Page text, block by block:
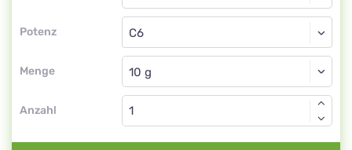
Potenz
Globuli
C6
Menge
Globuli
Anzahl